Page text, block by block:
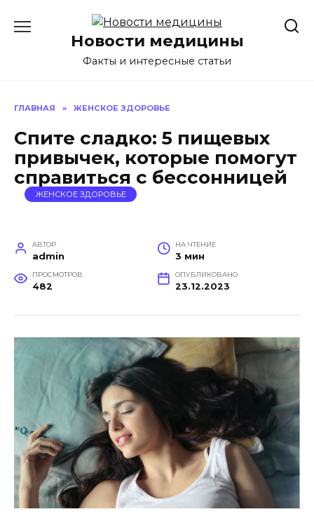
содержаниюНовости медицины
Факты и интересные статьи
ГЛАВНАЯ » ЖЕНСКОЕ ЗДОРОВЬЕ
Спите сладко: 5 пищевых
привычек, которые помогут
справиться с бессонницей
ЖЕНСКОЕ ЗДОРОВЬЕ
АВТОР
admin
НА ЧТЕНИЕ
3 мин
ПРОСМОТРОВ
482
ОПУБЛИКОВАНО
23.12.2023